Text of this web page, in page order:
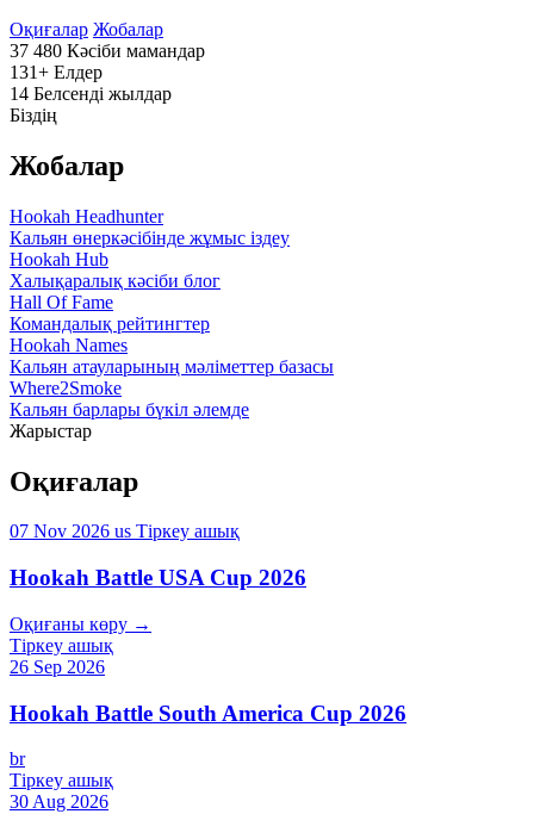
Оқиғалар Жобалар
37 480 Кәсіби мамандар
131+ Елдер
14 Белсенді жылдар
Біздің
Жобалар
Hookah Headhunter
Кальян өнеркәсібінде жұмыс іздеу
Hookah Hub
Халықаралық кәсіби блог
Hall Of Fame
Командалық рейтингтер
Hookah Names
Кальян атауларының мәліметтер базасы
Where2Smoke
Кальян барлары бүкіл әлемде
Жарыстар
Оқиғалар
07 Nov 2026 us Тіркеу ашық
Hookah Battle USA Cup 2026
Оқиғаны көру →
Тіркеу ашық
26 Sep 2026
Hookah Battle South America Cup 2026
br
Тіркеу ашық
30 Aug 2026